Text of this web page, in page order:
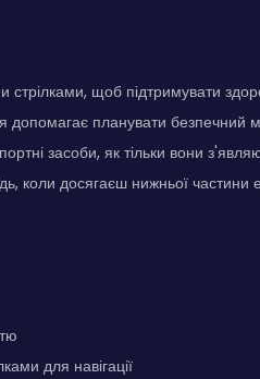
стрілками, щоб підтримувати
допомагає планувати безпечний
засоби, як тільки вони
коли досягаєш нижньої частини
для навігації